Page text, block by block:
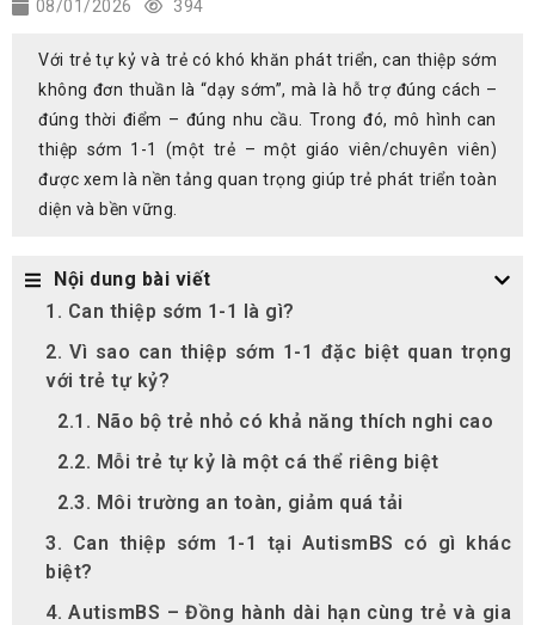
08/01/2026 394
Với trẻ tự kỷ và trẻ có khó khăn phát triển, can thiệp sớm
không đơn thuần là “dạy sớm”, mà là hỗ trợ đúng cách –
đúng thời điểm – đúng nhu cầu. Trong đó, mô hình can
thiệp sớm 1-1 (một trẻ – một giáo viên/chuyên viên)
được xem là nền tảng quan trọng giúp trẻ phát triển toàn
diện và bền vững.
Nội dung bài viết
1. Can thiệp sớm 1-1 là gì?
2. Vì sao can thiệp sớm 1-1 đặc biệt quan trọng
với trẻ tự kỷ?
2.1. Não bộ trẻ nhỏ có khả năng thích nghi cao
2.2. Mỗi trẻ tự kỷ là một cá thể riêng biệt
2.3. Môi trường an toàn, giảm quá tải
3. Can thiệp sớm 1-1 tại AutismBS có gì khác
biệt?
4. AutismBS – Đồng hành dài hạn cùng trẻ và gia